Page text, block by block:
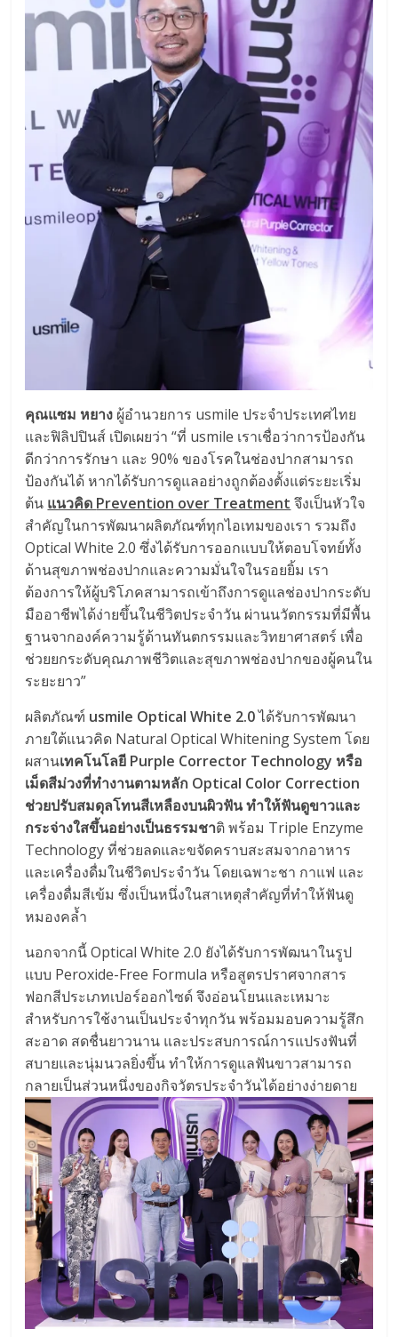
คุณแซม หยาง ผู้อำนวยการ usmile ประจำประเทศไทย
และฟิลิปปินส์ เปิดเผยว่า “ที่ usmile เราเชื่อว่าการป้องกัน
ดีกว่าการรักษา และ 90% ของโรคในช่องปากสามารถ
ป้องกันได้ หากได้รับการดูแลอย่างถูกต้องตั้งแต่ระยะเริ่ม
ต้น แนวคิด Prevention over Treatment จึงเป็นหัวใจ
สำคัญในการพัฒนาผลิตภัณฑ์ทุกไอเทมของเรา รวมถึง
Optical White 2.0 ซึ่งได้รับการออกแบบให้ตอบโจทย์ทั้ง
ด้านสุขภาพช่องปากและความมั่นใจในรอยยิ้ม เรา
ต้องการให้ผู้บริโภคสามารถเข้าถึงการดูแลช่องปากระดับ
มืออาชีพได้ง่ายขึ้นในชีวิตประจำวัน ผ่านนวัตกรรมที่มีพื้น
ฐานจากองค์ความรู้ด้านทันตกรรมและวิทยาศาสตร์ เพื่อ
ช่วยยกระดับคุณภาพชีวิตและสุขภาพช่องปากของผู้คนใน
ระยะยาว”
ผลิตภัณฑ์ usmile Optical White 2.0ได้รับการพัฒนา
ภายใต้แนวคิด Natural Optical Whitening System โดย
ผสานเทคโนโลยี Purple Corrector Technology หรือ
เม็ดสีม่วงที่ทำงานตามหลัก Optical Color Correction
ช่วยปรับสมดุลโทนสีเหลืองบนผิวฟัน ทำให้ฟันดูขาวและ
กระจ่างใสขึ้นอย่างเป็นธรรมชาติ พร้อม Triple Enzyme
Technology ที่ช่วยลดและขจัดคราบสะสมจากอาหาร
และเครื่องดื่มในชีวิตประจำวัน โดยเฉพาะชา กาแฟ และ
เครื่องดื่มสีเข้ม ซึ่งเป็นหนึ่งในสาเหตุสำคัญที่ทำให้ฟันดู
หมองคล้ำ
นอกจากนี้ Optical White 2.0 ยังได้รับการพัฒนาในรูป
แบบ Peroxide-Free Formula หรือสูตรปราศจากสาร
ฟอกสีประเภทเปอร์ออกไซด์ จึงอ่อนโยนและเหมาะ
สำหรับการใช้งานเป็นประจำทุกวัน พร้อมมอบความรู้สึก
สะอาด สดชื่นยาวนาน และประสบการณ์การแปรงฟันที่
สบายและนุ่มนวลยิ่งขึ้น ทำให้การดูแลฟันขาวสามารถ
กลายเป็นส่วนหนึ่งของกิจวัตรประจำวันได้อย่างง่ายดาย